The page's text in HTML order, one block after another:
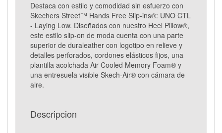
Destaca con estilo y comodidad sin esfuerzo con
Skechers Street™ Hands Free Slip-ins®: UNO CTL
- Laying Low. Diseñados con nuestro Heel Pillow®,
este estilo slip-on de moda cuenta con una parte
superior de duraleather con logotipo en relieve y
detalles perforados, cordones elásticos fijos, una
plantilla acolchada Air-Cooled Memory Foam® y
una entresuela visible Skech-Air® con cámara de
aire.
Descripcion